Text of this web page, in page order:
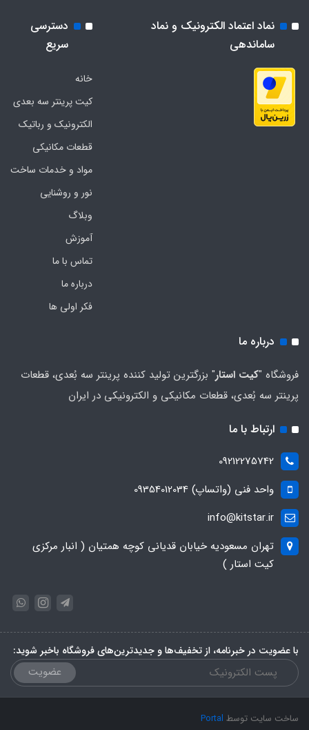
نماد اعتماد الکترونیک و نماد
ساماندهی
دسترسی
سریع
خانه
کیت پرینتر سه بعدی
الکترونیک و رباتیک
قطعات مکانیکی
مواد و خدمات ساخت
نور و روشنایی
وبلاگ
آموزش
تماس با ما
درباره ما
فکر اولی ها
درباره ما
فروشگاه "کیت استار" بزرگترین تولید کننده پرینتر سه بُعدی، قطعات
پرینتر سه بُعدی، قطعات مکانیکی و الکترونیکی در ایران
ارتباط با ما
09212275742
واحد فنی (واتساپ) 09354012034
info@kitstar.ir
تهران مسعودیه خیابان قدیانی کوچه همتیان ( انبار مرکزی
کیت استار )
با عضویت در خبرنامه، از تخفیف‌ها و جدیدترین‌های فروشگاه باخبر شوید:
عضویت
ساخت سایت توسط Portal